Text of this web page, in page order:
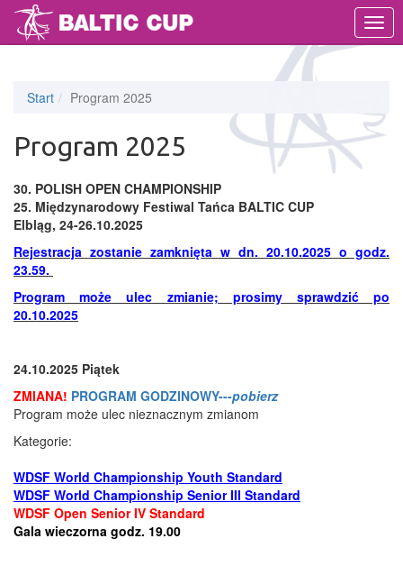
Start Program 2025
Program 2025
30. POLISH OPEN CHAMPIONSHIP
25. Międzynarodowy Festiwal Tańca BALTIC CUP
Elbląg, 24-26.10.2025
Rejestracja zostanie zamknięta w dn. 20.10.2025 o godz.
23.59.
Program może ulec zmianie; prosimy sprawdzić po
20.10.2025
24.10.2025 Piątek
ZMIANA! PROGRAM GODZINOWY---pobierz
Program może ulec nieznacznym zmianom
Kategorie:
WDSF World Championship Youth Standard
WDSF World Championship Senior III Standard
WDSF Open Senior IV Standard
Gala wieczorna godz. 19.00